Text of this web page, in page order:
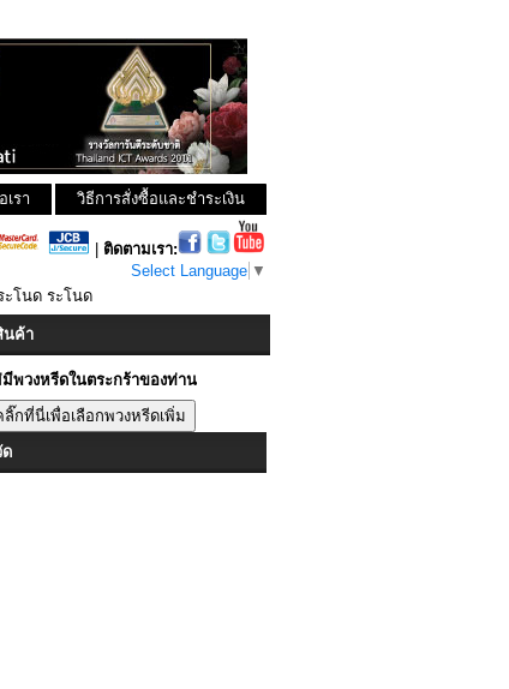
วิธีการสั่งซื้อและชำระเงิน
เรา
ติดตามเรา:
Select Language ▼
ะโนด ระโนด
นค้า
พวงหรีดในตระกร้าของท่าน